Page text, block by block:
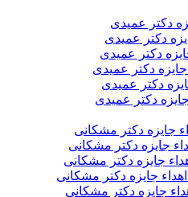
دکتر عمیدی
دکتر عمیدی
دکتر عمیدی
دکتر عمیدی
دکتر عمیدی
دکتر عمیدی
جایزه دکتر مشکانی
جایزه دکتر مشکانی
جایزه دکتر مشکانی
جایزه دکتر مشکانی
جایزه دکتر مشکانی